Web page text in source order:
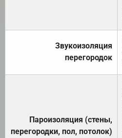
Звукоизоляция
перегородок
Пароизоляция (стены,
перегородки, пол, потолок)